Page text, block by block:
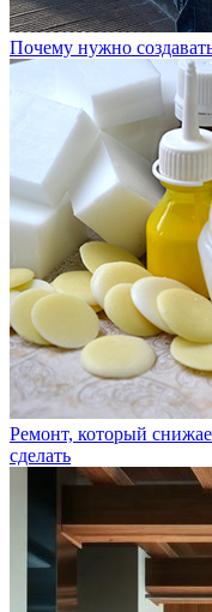
Почему нужно
Ремонт, который
сделать